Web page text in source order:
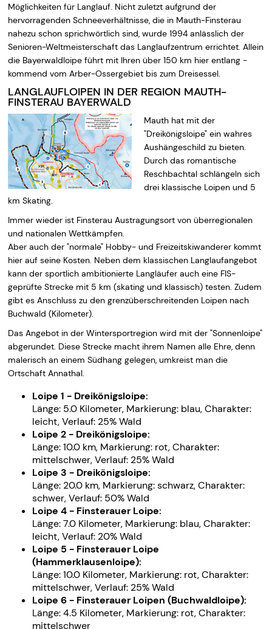
Möglichkeiten für Langlauf. Nicht zuletzt aufgrund der
hervorragenden Schneeverhältnisse, die in Mauth-Finsterau
nahezu schon sprichwörtlich sind, wurde 1994 anlässlich der
Senioren-Weltmeisterschaft das Langlaufzentrum errichtet. Allein
die Bayerwaldloipe führt mit Ihren über 150 km hier entlang -
kommend vom Arber-Ossergebiet bis zum Dreisessel.
LANGLAUFLOIPEN IN DER REGION MAUTH-
FINSTERAU BAYERWALD
Mauth hat mit der
"Dreikönigsloipe" ein wahres
Aushängeschild zu bieten.
Durch das romantische
Reschbachtal schlängeln sich
drei klassische Loipen und 5
km Skating.
Immer wieder ist Finsterau Austragungsort von überregionalen
und nationalen Wettkämpfen.
Aber auch der "normale" Hobby- und Freizeitskiwanderer kommt
hier auf seine Kosten. Neben dem klassischen Langlaufangebot
kann der sportlich ambitionierte Langläufer auch eine FIS-
geprüfte Strecke mit 5 km (skating und klassisch) testen. Zudem
gibt es Anschluss zu den grenzüberschreitenden Loipen nach
Buchwald (Kilometer).
Das Angebot in der Wintersportregion wird mit der "Sonnenloipe"
abgerundet. Diese Strecke macht ihrem Namen alle Ehre, denn
malerisch an einem Südhang gelegen, umkreist man die
Ortschaft Annathal.
Loipe 1 - Dreikönigsloipe:
Länge: 5.0 Kilometer, Markierung: blau, Charakter:
leicht, Verlauf: 25% Wald
Loipe 2 - Dreikönigsloipe:
Länge: 10.0 km, Markierung: rot, Charakter:
mittelschwer, Verlauf: 25% Wald
Loipe 3 - Dreikönigsloipe:
Länge: 20.0 km, Markierung: schwarz, Charakter:
schwer, Verlauf: 50% Wald
Loipe 4 - Finsterauer Loipe:
Länge: 7.0 Kilometer, Markierung: blau, Charakter:
leicht, Verlauf: 20% Wald
Loipe 5 - Finsterauer Loipe
(Hammerklausenloipe):
Länge: 10.0 Kilometer, Markierung: rot, Charakter:
mittelschwer, Verlauf: 25% Wald
Loipe 6 - Finsterauer Loipen (Buchwaldloipe):
Länge: 4.5 Kilometer, Markierung: rot, Charakter:
mittelschwer